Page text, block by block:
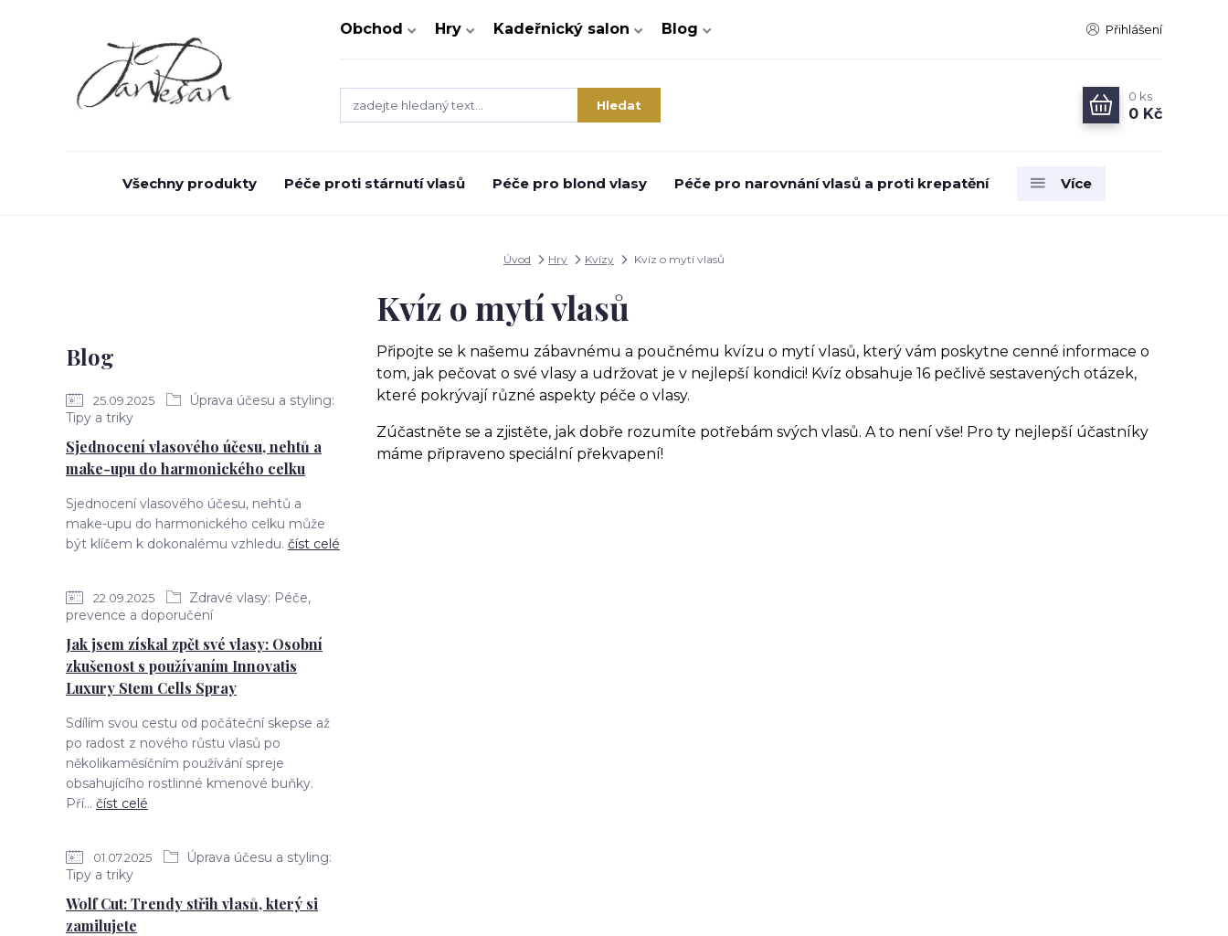
Obchod Hry Kadeřnický salon Blog Přihlášení
Hledat
0 ks
0 Kč
Všechny produkty Péče proti stárnutí vlasů Péče pro blond vlasy Péče pro narovnání vlasů a proti krepatění Více
Úvod Hry Kvízy Kvíz o mytí vlasů
Blog
25.09.2025
Úprava účesu a styling:
Tipy a triky
Sjednocení vlasového účesu, nehtů a
make-upu do harmonického celku
Sjednocení vlasového účesu, nehtů a
make-upu do harmonického celku může
být klíčem k dokonalému vzhledu. číst celé
22.09.2025
Zdravé vlasy: Péče,
prevence a doporučení
Jak jsem získal zpět své vlasy: Osobní
zkušenost s používaním Innovatis
Luxury Stem Cells Spray
Sdílím svou cestu od počáteční skepse až
po radost z nového růstu vlasů po
několikaměsíčním používání spreje
obsahujícího rostlinné kmenové buňky.
Pří... číst celé
01.07.2025
Úprava účesu a styling:
Tipy a triky
Wolf Cut: Trendy střih vlasů, který si
zamilujete
Kvíz o mytí vlasů
Připojte se k našemu zábavnému a poučnému kvízu o mytí vlasů, který vám poskytne cenné informace o
tom, jak pečovat o své vlasy a udržovat je v nejlepší kondici! Kvíz obsahuje 16 pečlivě sestavených otázek,
které pokrývají různé aspekty péče o vlasy.
Zúčastněte se a zjistěte, jak dobře rozumíte potřebám svých vlasů. A to není vše! Pro ty nejlepší účastníky
máme připraveno speciální překvapení!